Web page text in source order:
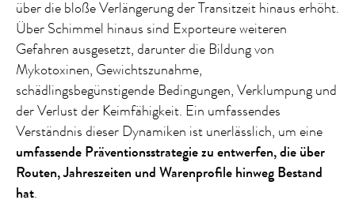
über die bloße Verlängerung der Transitzeit hinaus erhöht.
Über Schimmel hinaus sind Exporteure weiteren
Gefahren ausgesetzt, darunter die Bildung von
Mykotoxinen, Gewichtszunahme,
schädlingsbegünstigende Bedingungen, Verklumpung und
der Verlust der Keimfähigkeit. Ein umfassendes
Verständnis dieser Dynamiken ist unerlässlich, um eine
umfassende Präventionsstrategie zu entwerfen, die über
Routen, Jahreszeiten und Warenprofile hinweg Bestand
hat.